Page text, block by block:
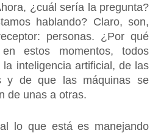
¿cuál sería la pregunta?
hablando? Claro, son,
personas. ¿Por qué
estos momentos, todos
inteligencia artificial, de las
y de que las máquinas se
de unas a otras.
lo que está es manejando